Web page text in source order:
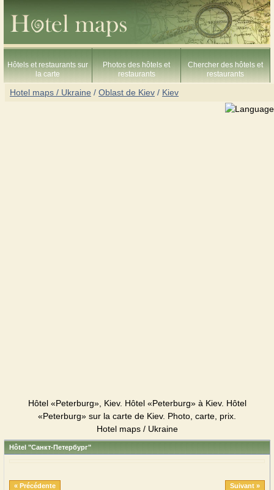
Hôtels et restaurants sur
la carte
Photos des hôtels et
restaurants
Chercher des hôtels et
restaurants
Hotel maps / Ukraine / Oblast de Kiev / Kiev
Hôtel «Peterburg», Kiev. Hôtel «Peterburg» à Kiev. Hôtel
«Peterburg» sur la carte de Kiev. Photo, carte, prix.
Hotel maps / Ukraine
Hôtel "Санкт-Петербург"
« Précédente Suivant »